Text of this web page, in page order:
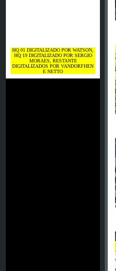
HQ 01 DIGITALIZADO POR WATSON,
HQ 19 DIGITALIZADO POR SERGIO
MORAES, RESTANTE
DIGITALIZADOS POR VANDORFHEN
E NETTO